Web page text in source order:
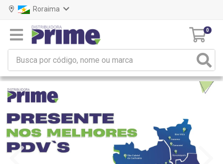
Roraima
0